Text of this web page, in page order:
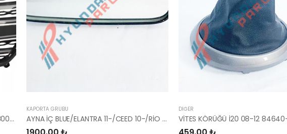
PANJUR İ30 2015- KOMPLE 86350-A6800-YS
KAPORTA GRUBU
AYNA İÇ BLUE/ELANTRA 11-/CEED 10-/RİO 12-/SPORTAGE 11- 85101-3X100-HMC
DIĞER
VİTES KÖRÜĞÜ İ20 08-12